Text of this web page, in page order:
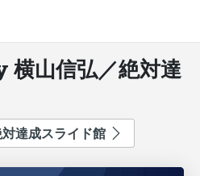
山信弘／絶対達
達成スライド館